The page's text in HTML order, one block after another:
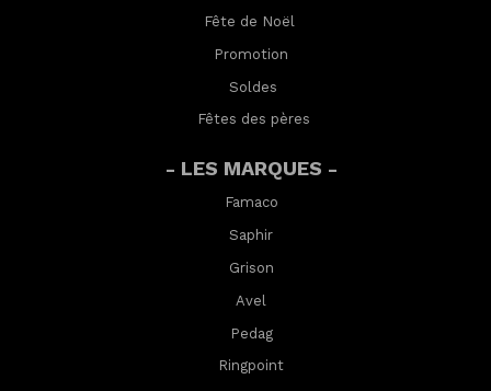
Fête de Noël
Promotion
Soldes
Fêtes des pères
- LES MARQUES -
Famaco
Saphir
Grison
Avel
Pedag
Ringpoint